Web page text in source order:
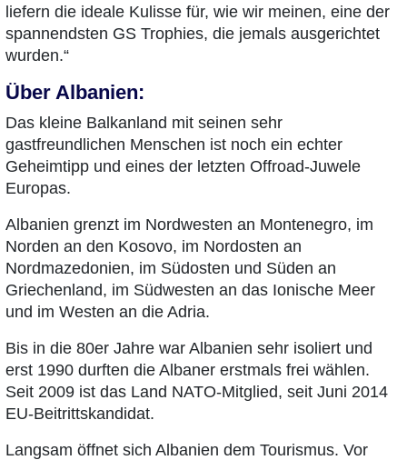
liefern die ideale Kulisse für, wie wir meinen, eine der
spannendsten GS Trophies, die jemals ausgerichtet
wurden.“
Über Albanien:
Das kleine Balkanland mit seinen sehr
gastfreundlichen Menschen ist noch ein echter
Geheimtipp und eines der letzten Offroad-Juwele
Europas.
Albanien grenzt im Nordwesten an Montenegro, im
Norden an den Kosovo, im Nordosten an
Nordmazedonien, im Südosten und Süden an
Griechenland, im Südwesten an das Ionische Meer
und im Westen an die Adria.
Bis in die 80er Jahre war Albanien sehr isoliert und
erst 1990 durften die Albaner erstmals frei wählen.
Seit 2009 ist das Land NATO-Mitglied, seit Juni 2014
EU-Beitrittskandidat.
Langsam öffnet sich Albanien dem Tourismus. Vor